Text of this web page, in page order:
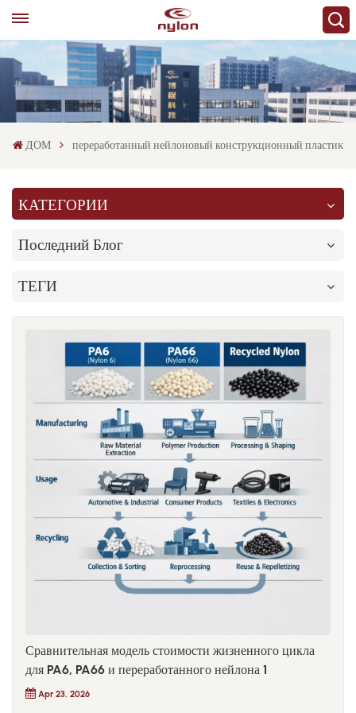
ДОМ переработанный нейлоновый конструкционный пластик
КАТЕГОРИИ
Последний Блог
ТЕГИ
Сравнительная модель стоимости жизненного цикла
для PA6, PA66 и переработанного нейлона 1
Apr 23, 2026